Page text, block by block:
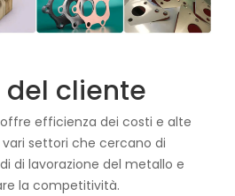
del cliente
offre efficienza dei costi e alte
settori che cercano di
di lavorazione del metallo e
la competitività.